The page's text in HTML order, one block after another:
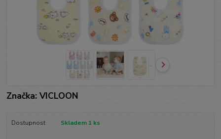
Značka: VICLOON
Dostupnost Skladem 1 ks